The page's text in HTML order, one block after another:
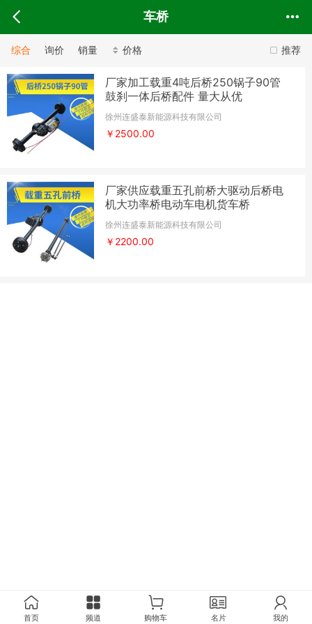
车桥
推荐
综合 询价 销量 价格
厂家加工载重4吨后桥250锅子90管
鼓刹一体后桥配件 量大从优
徐州连盛泰新能源科技有限公司
￥2500.00
厂家供应载重五孔前桥大驱动后桥电
机大功率桥电动车电机货车桥
徐州连盛泰新能源科技有限公司
￥2200.00
首页 频道 购物车 名片 我的